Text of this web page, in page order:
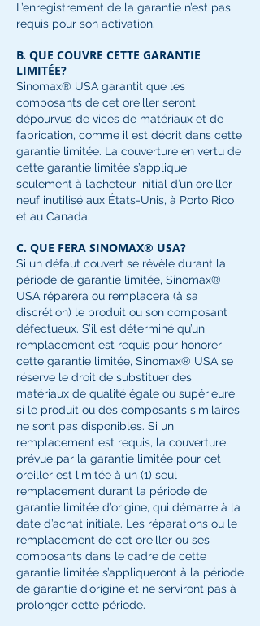
L’enregistrement de la garantie n’est pas
requis pour son activation.
B. QUE COUVRE CETTE GARANTIE
LIMITÉE?
Sinomax® USA garantit que les
composants de cet oreiller seront
dépourvus de vices de matériaux et de
fabrication, comme il est décrit dans cette
garantie limitée. La couverture en vertu de
cette garantie limitée s’applique
seulement à l’acheteur initial d’un oreiller
neuf inutilisé aux États-Unis, à Porto Rico
et au Canada.
C. QUE FERA SINOMAX® USA?
Si un défaut couvert se révèle durant la
période de garantie limitée, Sinomax®
USA réparera ou remplacera (à sa
discrétion) le produit ou son composant
défectueux. S’il est déterminé qu’un
remplacement est requis pour honorer
cette garantie limitée, Sinomax® USA se
réserve le droit de substituer des
matériaux de qualité égale ou supérieure
si le produit ou des composants similaires
ne sont pas disponibles. Si un
remplacement est requis, la couverture
prévue par la garantie limitée pour cet
oreiller est limitée à un (1) seul
remplacement durant la période de
garantie limitée d’origine, qui démarre à la
date d’achat initiale. Les réparations ou le
remplacement de cet oreiller ou ses
composants dans le cadre de cette
garantie limitée s’appliqueront à la période
de garantie d’origine et ne serviront pas à
prolonger cette période.